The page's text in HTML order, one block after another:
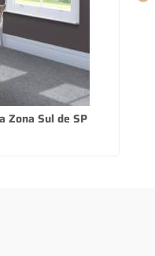
Zona Sul de SP